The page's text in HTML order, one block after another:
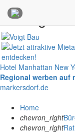
Anzeigen
Hotel Manhattan New
Regional werben auf
markersdorf.de
Home
chevron_right
chevron_right